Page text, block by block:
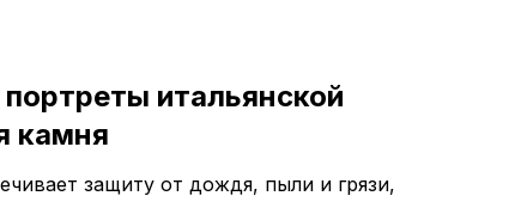
итальянской
камня
защиту от дождя, пыли и грязи,